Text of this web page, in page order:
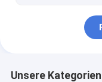
Unsere Kategorien